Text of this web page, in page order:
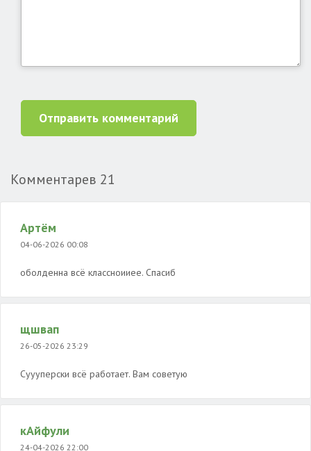
Отправить комментарий
Комментарев 21
Артём
04-06-2026 00:08
оболденна всё классноииее. Спасиб
щшвап
26-05-2026 23:29
Суууперски всë работает. Вам советую
кАйфули
24-04-2026 22:00